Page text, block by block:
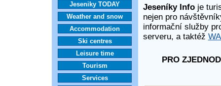
Jeseniky TODAY
Weather and snow
Accommodation
Ski centres
Leisure time
Tourism
Services
Jeseníky Infoje
nejen pro
informační služby
serveru, a taktéž
PRO